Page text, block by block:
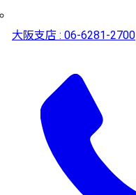
大阪支店 : 06-6281-2700